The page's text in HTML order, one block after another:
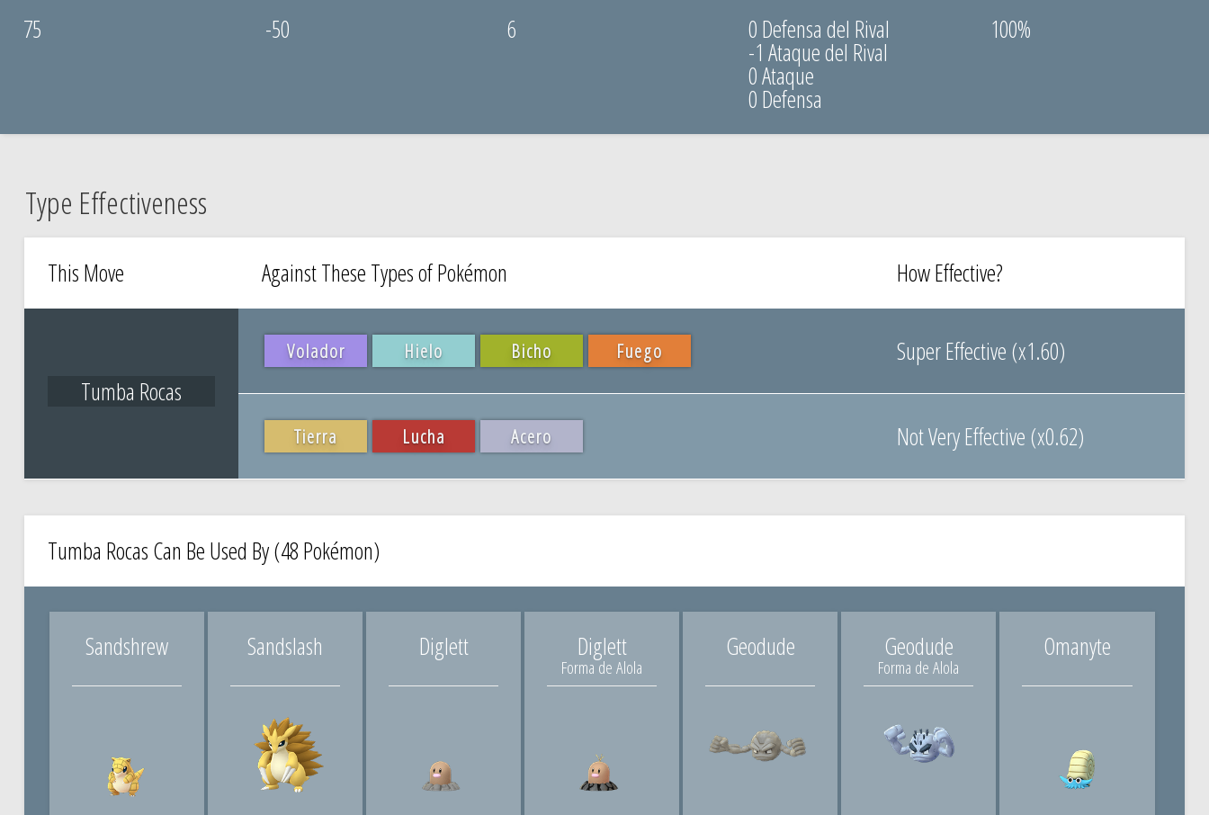
75 -50 6 0 Defensa del Rival
-1 Ataque del Rival
0 Ataque
0 Defensa
100%
Type Effectiveness
This Move Against These Types of Pokémon How Effective?
Tumba Rocas
Volador Hielo Bicho Fuego Super Effective (x1.60)
Tierra Lucha Acero Not Very Effective (x0.62)
Tumba Rocas Can Be Used By (48 Pokémon)
Sandshrew Sandslash Diglett Diglett
Forma de Alola
Geodude Geodude
Forma de Alola
Omanyte